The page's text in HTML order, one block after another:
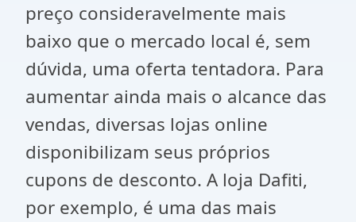
preço consideravelmente mais
baixo que o mercado local é, sem
dúvida, uma oferta tentadora. Para
aumentar ainda mais o alcance das
vendas, diversas lojas online
disponibilizam seus próprios
cupons de desconto. A loja Dafiti,
por exemplo, é uma das mais